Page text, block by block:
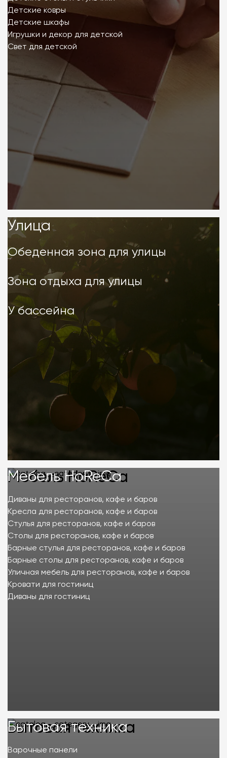
Детские ковры
Детские шкафы
Игрушки и декор для детской
Свет для детской
Улица
Улица
Обеденная зона для улицы
Зона отдыха для улицы
У бассейна
Мебель HoReCa
Мебель HoReCa
Диваны для ресторанов, кафе и баров
Кресла для ресторанов, кафе и баров
Стулья для ресторанов, кафе и баров
Столы для ресторанов, кафе и баров
Барные стулья для ресторанов, кафе и баров
Барные столы для ресторанов, кафе и баров
Уличная мебель для ресторанов, кафе и баров
Кровати для гостиниц
Диваны для гостиниц
Бытовая техника
Бытовая техника
Варочные панели